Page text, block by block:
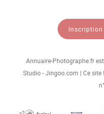
Annuaire-Photographe.fr
Studio - Jingoo.com | Ce site